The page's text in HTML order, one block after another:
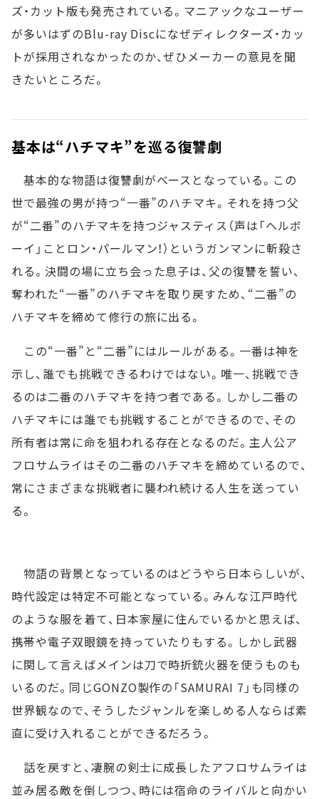
ズ・カット版も発売されている。マニアックなユーザー
が多いはずのBlu-ray Discになぜディレクターズ・カッ
トが採用されなかったのか、ぜひメーカーの意見を聞
きたいところだ。
基本は“ハチマキ”を巡る復讐劇
基本的な物語は復讐劇がベースとなっている。この
世で最強の男が持つ“一番”のハチマキ。それを持つ父
が“二番”のハチマキを持つジャスティス（声は「ヘルボ
ーイ」ことロン・パールマン！）というガンマンに斬殺さ
れる。決闘の場に立ち会った息子は、父の復讐を誓い、
奪われた“一番”のハチマキを取り戻すため、“二番”の
ハチマキを締めて修行の旅に出る。
この“一番”と“二番”にはルールがある。一番は神を
示し、誰でも挑戦できるわけではない。唯一、挑戦でき
るのは二番のハチマキを持つ者である。しかし二番の
ハチマキには誰でも挑戦することができるので、その
所有者は常に命を狙われる存在となるのだ。主人公ア
フロサムライはその二番のハチマキを締めているので、
常にさまざまな挑戦者に襲われ続ける人生を送ってい
る。
物語の背景となっているのはどうやら日本らしいが、
時代設定は特定不可能となっている。みんな江戸時代
のような服を着て、日本家屋に住んでいるかと思えば、
携帯や電子双眼鏡を持っていたりもする。しかし武器
に関して言えばメインは刀で時折銃火器を使うものも
いるのだ。同じGONZO製作の「SAMURAI 7」も同様の
世界観なので、そうしたジャンルを楽しめる人ならば素
直に受け入れることができるだろう。
話を戻すと、凄腕の剣士に成長したアフロサムライは
並み居る敵を倒しつつ、時には宿命のライバルと向かい